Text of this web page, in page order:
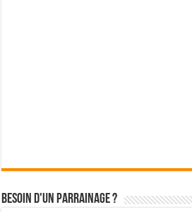
Besoin d'un parrainage ?